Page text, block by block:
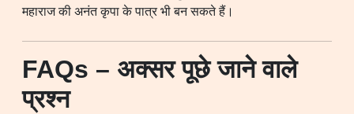
महाराज की अनंत कृपा के पात्र भी बन सकते हैं।
FAQs – अक्सर पूछे जाने वाले
प्रश्न